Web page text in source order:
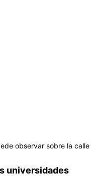
observar sobre la calle
universidades